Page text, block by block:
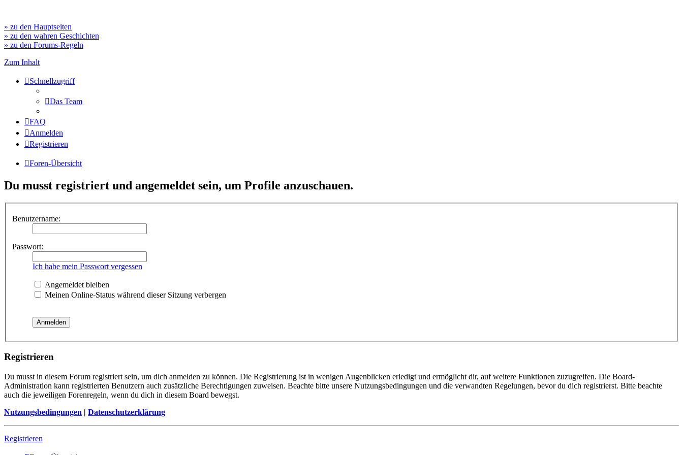
» zu den Hauptseiten
» zu den wahren Geschichten
» zu den Forums-Regeln
Zum Inhalt
Schnellzugriff
Das Team
FAQ
Anmelden
Registrieren
Foren-Übersicht
Du musst registriert und angemeldet sein, um Profile anzuschauen.
Benutzername:
Passwort:
Ich habe mein Passwort vergessen
Angemeldet bleiben
Meinen Online-Status während dieser Sitzung verbergen
Registrieren
Du musst in diesem Forum registriert sein, um dich anmelden zu können. Die Registrierung ist in wenigen Augenblicken erledigt und ermöglicht dir, auf weitere Funktionen zuzugreifen. Die Board-
Administration kann registrierten Benutzern auch zusätzliche Berechtigungen zuweisen. Beachte bitte unsere Nutzungsbedingungen und die verwandten Regelungen, bevor du dich registrierst. Bitte beachte
auch die jeweiligen Forenregeln, wenn du dich in diesem Board bewegst.
Nutzungsbedingungen | Datenschutzerklärung
Registrieren